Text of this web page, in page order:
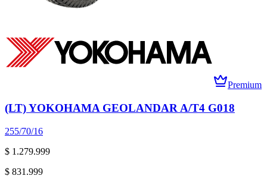
Premium
(LT) YOKOHAMA GEOLANDAR A/T4 G018
255/70/16
$ 1.279.999
$ 831.999